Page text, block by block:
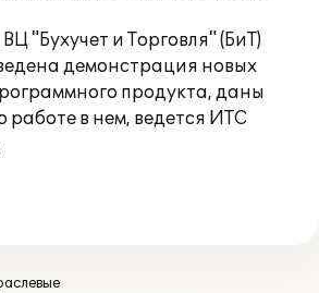
"Бухучет и Торговля" (БиТ)
демонстрация новых
продукта, даны
работе в нем, ведется ИТС